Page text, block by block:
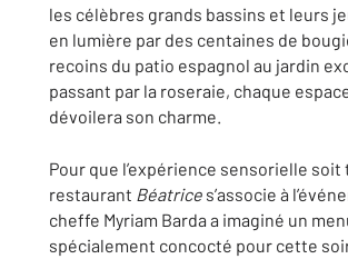
les célèbres grands bassins et leurs
en lumière par des centaines de
recoins du patio espagnol au jardin
passant par la roseraie, chaque
dévoilera son charme.
Pour que l’expérience sensorielle soit
restaurant Béatrice s’associe à
cheffe Myriam Barda a imaginé un
spécialement concocté pour cette